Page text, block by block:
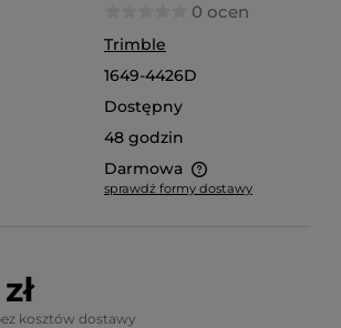
0 ocen
Trimble
1649-4426D
Dostępny
48 godzin
Darmowa
ewentualnych kosztów płatności
sprawdź formy dostawy
kosztów dostawy